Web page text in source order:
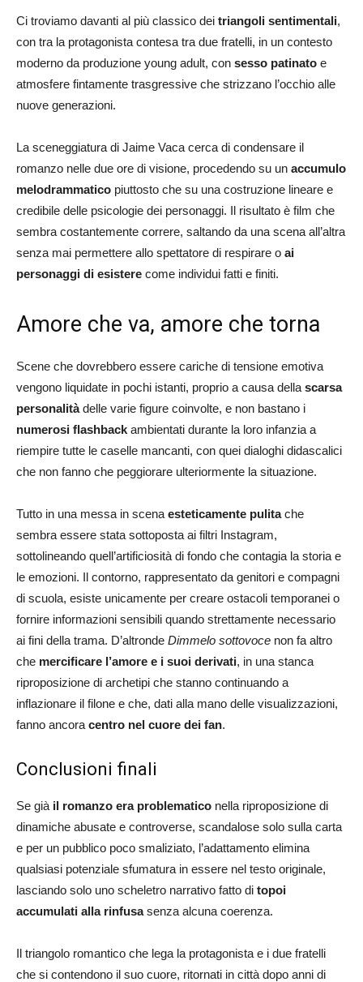
Ci troviamo davanti al più classico dei triangoli sentimentali,
con tra la protagonista contesa tra due fratelli, in un contesto
moderno da produzione young adult, con sesso patinato e
atmosfere fintamente trasgressive che strizzano l’occhio alle
nuove generazioni.
La sceneggiatura di Jaime Vaca cerca di condensare il
romanzo nelle due ore di visione, procedendo su un accumulo
melodrammatico piuttosto che su una costruzione lineare e
credibile delle psicologie dei personaggi. Il risultato è film che
sembra costantemente correre, saltando da una scena all’altra
senza mai permettere allo spettatore di respirare o ai
personaggi di esistere come individui fatti e finiti.
Amore che va, amore che torna
Scene che dovrebbero essere cariche di tensione emotiva
vengono liquidate in pochi istanti, proprio a causa della scarsa
personalitàdelle varie figure coinvolte, e non bastano i
numerosi flashback ambientati durante la loro infanzia a
riempire tutte le caselle mancanti, con quei dialoghi didascalici
che non fanno che peggiorare ulteriormente la situazione.
Tutto in una messa in scena esteticamente pulitache
sembra essere stata sottoposta ai filtri Instagram,
sottolineando quell’artificiosità di fondo che contagia la storia e
le emozioni. Il contorno, rappresentato da genitori e compagni
di scuola, esiste unicamente per creare ostacoli temporanei o
fornire informazioni sensibili quando strettamente necessario
ai fini della trama. D’altronde Dimmelo sottovoce non fa altro
che mercificare l’amore e i suoi derivati, in una stanca
riproposizione di archetipi che stanno continuando a
inflazionare il filone e che, dati alla mano delle visualizzazioni,
fanno ancora centro nel cuore dei fan.
Conclusioni finali
Se già il romanzo era problematico nella riproposizione di
dinamiche abusate e controverse, scandalose solo sulla carta
e per un pubblico poco smaliziato, l’adattamento elimina
qualsiasi potenziale sfumatura in essere nel testo originale,
lasciando solo uno scheletro narrativo fatto di topoi
accumulati alla rinfusasenza alcuna coerenza.
Il triangolo romantico che lega la protagonista e i due fratelli
che si contendono il suo cuore, ritornati in città dopo anni di